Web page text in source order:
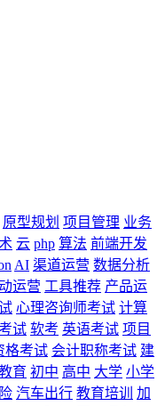
原型规划 项目管理 业务
云 php 算法 前端开发
AI 渠道运营 数据分析
运营 工具推荐 产品运
心理咨询师考试 计算
试 软考 英语考试 项目
格考试 会计职称考试 建
育 初中 高中 大学 小学
汽车出行 教育培训
加